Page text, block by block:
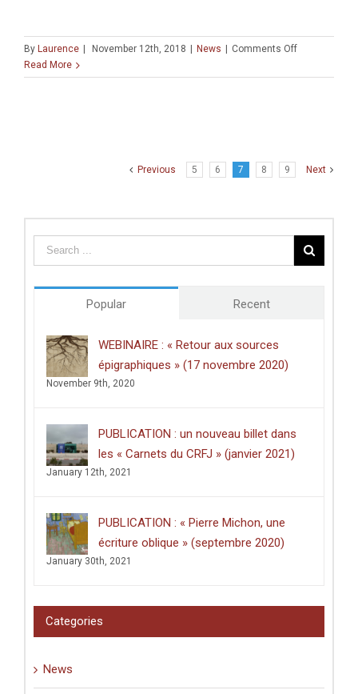
By Laurence | November 12th, 2018 | News | Comments Offon
« Villes
Read More
Previous 5 6 7 8 9 Next
Popular Recent
WEBINAIRE : « Retour aux sources
épigraphiques » (17 novembre 2020)
November 9th, 2020
PUBLICATION : un nouveau billet dans
les « Carnets du CRFJ » (janvier 2021)
January 12th, 2021
PUBLICATION : « Pierre Michon, une
écriture oblique » (septembre 2020)
January 30th, 2021
Categories
News